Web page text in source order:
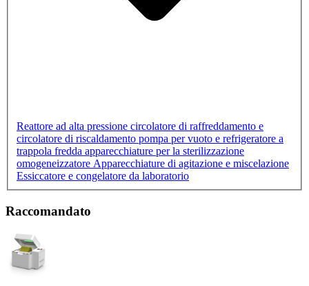
Reattore ad alta pressione circolatore di raffreddamento e
circolatore di riscaldamento pompa per vuoto e refrigeratore a
trappola fredda apparecchiature per la sterilizzazione
omogeneizzatore Apparecchiature di agitazione e miscelazione
Essiccatore e congelatore da laboratorio
Raccomandato